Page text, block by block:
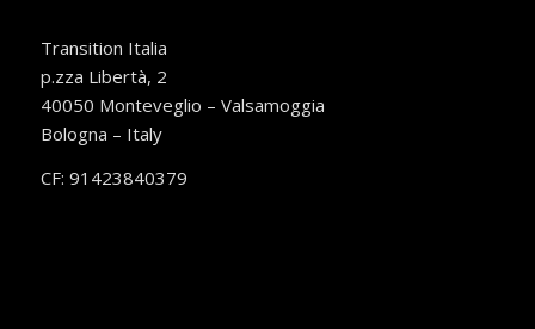
Transition Italia
p.zza Libertà, 2
40050 Monteveglio – Valsamoggia
Bologna – Italy
CF: 91423840379